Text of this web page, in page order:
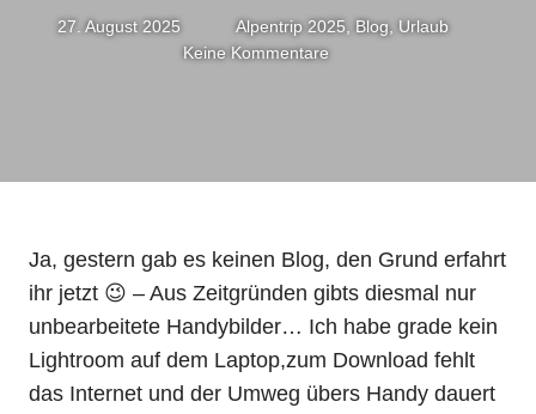
27. August 2025 Nico
Alpentrip 2025 Blog, Urlaub
Keine Kommentare
Ja, gestern gab es keinen Blog, den Grund erfahrt
ihr jetzt 😉 – Aus Zeitgründen gibts diesmal nur
unbearbeitete Handybilder… Ich habe grade kein
Lightroom auf dem Laptop,zum Download fehlt
das Internet und der Umweg übers Handy dauert